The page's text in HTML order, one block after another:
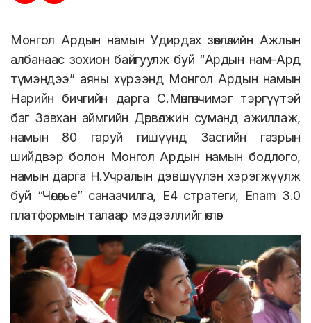
Монгол Ардын намын Удирдах зөвлөлийн Ажлын
албанаас зохион байгуулж буй “Ардын нам-Ард
түмэндээ” аяны хүрээнд Монгол Ардын намын
Нарийн бичгийн дарга С.Мөнгөнчимэг тэргүүтэй
баг Завхан аймгийн Дөрвөлжин суманд ажиллаж,
намын 80 гаруй гишүүнд Засгийн газрын
шийдвэр болон Монгол Ардын намын бодлого,
намын дарга Н.Учралын дэвшүүлэн хэрэгжүүлж
буй “Чөлөөлье” санаачилга, E4 стратеги, Enam 3.0
платформын талаар мэдээллийг өглөө.